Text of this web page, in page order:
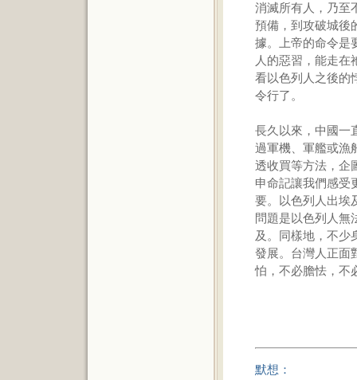
消滅所有人，乃至
預備，到攻破城後
據。上帝的命令是
人的惡習，能走在
看以色列人之後的
令行了。
長久以來，中國一
過軍機、軍艦或漁
透收買等方法，企
申命記讓我們感受
要。以色列人出埃
問題是以色列人無
及。同樣地，不少
發展。台灣人正面
怕，不必膽怯，不
默想：